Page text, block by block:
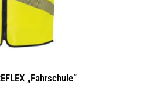
„Fahrschule“